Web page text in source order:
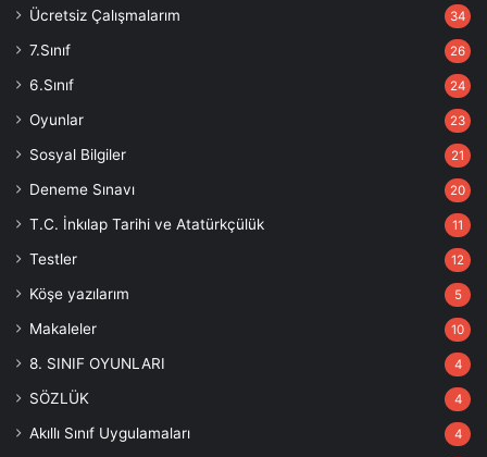
Ücretsiz Çalışmalarım 34
7.Sınıf 26
6.Sınıf 24
Oyunlar 23
Sosyal Bilgiler 21
Deneme Sınavı 20
T.C. İnkılap Tarihi ve Atatürkçülük 11
Testler 12
Köşe yazılarım 5
Makaleler 10
8. SINIF OYUNLARI 4
SÖZLÜK 4
Akıllı Sınıf Uygulamaları 4